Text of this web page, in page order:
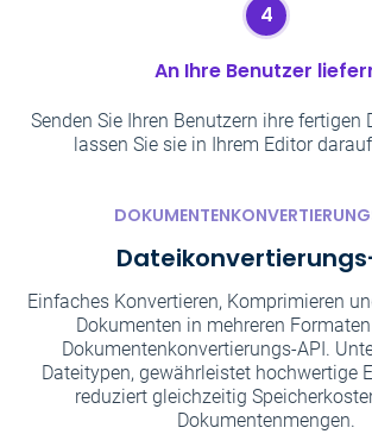
4
An Ihre Benutzer
Senden Sie Ihren Benutzern ihre fertigen
lassen Sie sie in Ihrem Editor
Einfaches Konvertieren, Komprimieren
Dokumenten in mehreren
Dokumentenkonvertierungs-API.
Dateitypen, gewährleistet hochwertige
reduziert gleichzeitig
Dokumentenmengen.